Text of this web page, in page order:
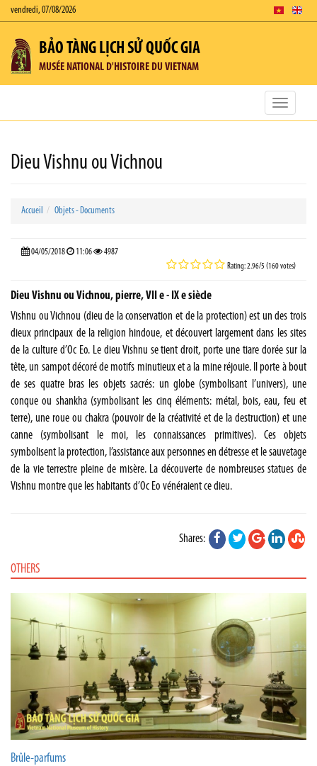
vendredi, 07/08/2026
BẢO TÀNG LỊCH SỬ QUỐC GIA
MUSÉE NATIONAL D'HISTOIRE DU VIETNAM
Toggle
Dieu Vishnu ou Vichnou
Accueil Objets - Documents
04/05/2018 11:06 4987
Rating: 2.96/5 (160 votes)
Dieu Vishnu ou Vichnou, pierre, VII e - IX e siècle
Vishnu ou Vichnou (dieu de la conservation et de la protection) est un des trois
dieux principaux de la religion hindoue, et découvert largement dans les sites
de la culture d’Oc Eo. Le dieu Vishnu se tient droit, porte une tiare dorée sur la
tête, un sampot décoré de motifs minutieux et a la mine réjouie. Il porte à bout
de ses quatre bras les objets sacrés: un globe (symbolisant l’univers), une
conque ou shankha (symbolisant les cinq éléments: métal, bois, eau, feu et
terre), une roue ou chakra (pouvoir de la créativité et de la destruction) et une
canne (symbolisant le moi, les connaissances primitives). Ces objets
symbolisent la protection, l’assistance aux personnes en détresse et le sauvetage
de la vie terrestre pleine de misère. La découverte de nombreuses statues de
Vishnu montre que les habitants d’Oc Eo vénéraient ce dieu.
Shares:
OTHERS
Brûle-parfums